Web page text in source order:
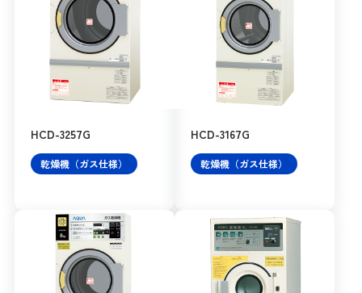
HCD-3257G
乾燥機（ガス仕様）
HCD-3167G
乾燥機（ガス仕様）